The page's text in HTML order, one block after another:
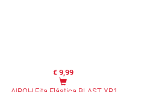
€ 9,99